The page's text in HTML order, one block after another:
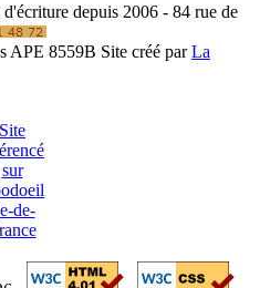
depuis 2006 - 84 rue de
APE 8559B Site créé parLa
Site
sur
de-